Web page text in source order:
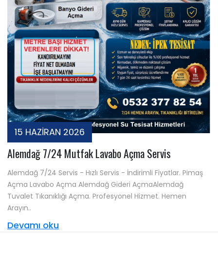
15 HAZİRAN 2026
Alemdağ 7/24 Mutfak Lavabo Açma Servis
Alemdağ 7/24 Servis - Hızlı Servis - İndirimli Fiyatlar. Pimaş
Açma Lavabo Açma Alemdağ Gideri AçmaAlemdağ
Tuvalet Tıkanıklığı Açma. Profesyonel Hizmet. Hemen
Arayın..
Devamı oku